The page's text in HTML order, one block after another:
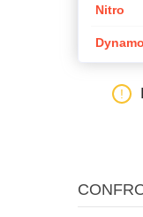
Nitro
Dynamo